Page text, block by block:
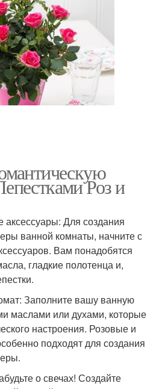
Розы с романтикой
Сердца на кровати
Роз и
Для создания
ванной комнаты, начните с
Вам понадобятся
гладкие полотенца и,
Заполните вашу ванную
маслами или духами, которые
настроения. Розовые и
подходят для создания
о свечах! Создайте